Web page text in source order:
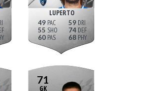
LUPERTO
49
55
60
59
74
68
71
GK